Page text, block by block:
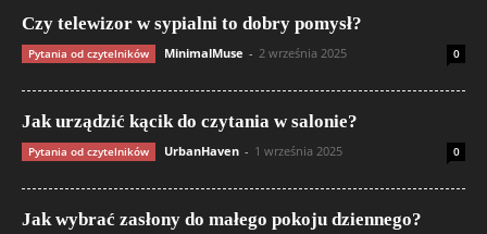
Czy telewizor w sypialni to dobry pomysł?
Pytania od czytelników MinimalMuse - 2 września 2025 0
Jak urządzić kącik do czytania w salonie?
Pytania od czytelników UrbanHaven - 1 września 2025 0
Jak wybrać zasłony do małego pokoju dziennego?